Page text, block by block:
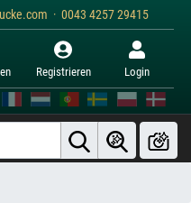
· 0043 4257 29415
Registrieren Login